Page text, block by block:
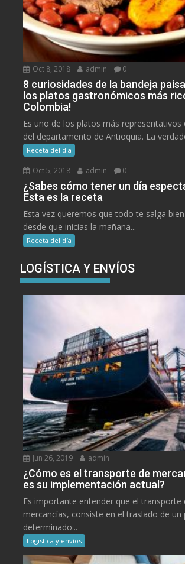
Oct 8, 2018 admin 0
8 curiosidades de la bandeja
los platos gastronómicos más
Colombia!
Es uno de los platos más representativos
del departamento de Antioquia. La
Receta del día
Oct 5, 2018 admin 0
¿Sabes cómo tener un día
Esta es la receta
Esta vez queremos que todo te salga
desde que inicias la mañana...
Receta del día
LOGÍSTICA Y ENVÍOS
Jun 26, 2019 admin
¿Cómo es el transporte de
es su implementación actual?
Es importante entender que el transporte
mercancías, consiste en el traslado de un
determinado...
Logistica y envíos